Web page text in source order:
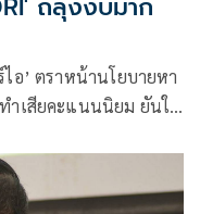
ถลุงงบมาก
ไอ’ ตราหน้านโยบายหา
ำเสียคะแนนนิยม ยันใช้